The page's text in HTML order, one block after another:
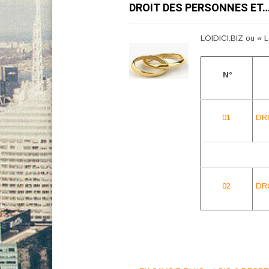
DROIT DES PERSONNES
LOIDICI.BIZ ou «
N°
01
02